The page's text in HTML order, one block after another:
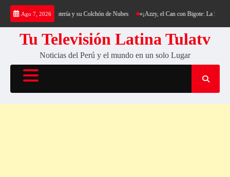
Saltar
contenido
Ago 7, 2026
al Cerro Cantería y su Colchón de Nubes «¡Azzy, el Can con Bigote: La Sensación
Tu Televisión Latina Tulatv
Noticias del Perú y el mundo en un solo Lugar